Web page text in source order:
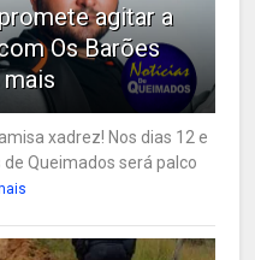
agitar a
Os Barões
xadrez! Nos dias 12 e
Queimados será palco